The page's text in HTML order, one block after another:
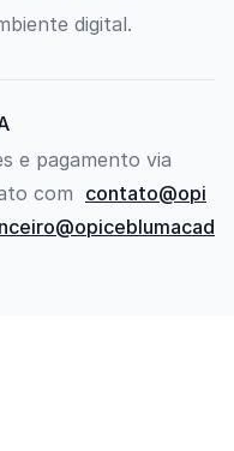
digital.
e pagamento via
com contato@opi